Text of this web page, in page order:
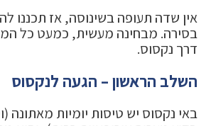
אין שדה תעופה בשינוסה, אז תכננו
בסירה. מבחינה מעשית, כמעט כל
דרך נקסוס.
השלב הראשון – הגעה לנקסוס
באי נקסוס יש טיסות יומיות מאתונה